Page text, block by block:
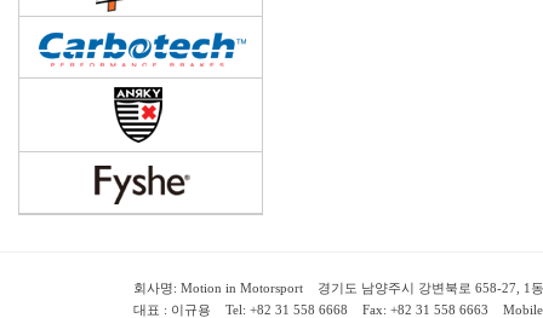
회사명: Motion in Motorsport 경기도 남양주시 강변북로 658-27, 1동
대표 : 이규용 Tel: +82 31 558 6668 Fax: +82 31 558 6663